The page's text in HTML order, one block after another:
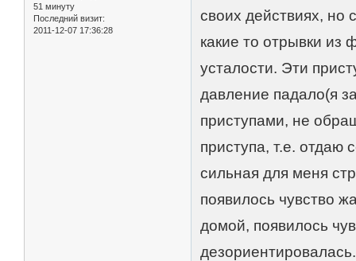
51 минуту
Последний визит:
2011-12-07 17:36:28
своих действиях, но
какие то отрывки из
усталости. Эти
давление падало(я
приступами, не
приступа, т.е. отдаю
сильная для меня
появилось чувство
домой, появилось